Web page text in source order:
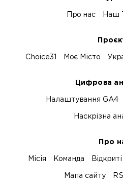
Про нас Наш
Choice31 Моє Місто
Цифрова
Налаштування GA4
Наскрізна
Про
Місія Команда
Мапа сайту